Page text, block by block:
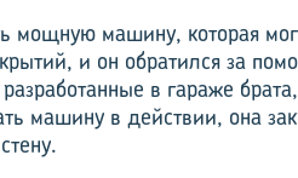
мощную машину, которая
и он обратился за
в гараже
машину в действии, она